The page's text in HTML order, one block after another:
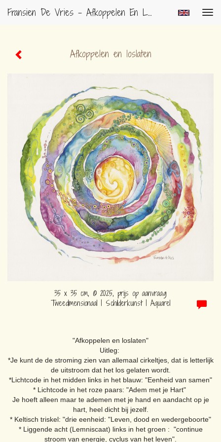
Fransien De Vries - Afkoppelen En Loslaten
Afkoppelen en loslaten
35 x 35 cm, © 2025, prijs op aanvraag
Tweedimensionaal | Schilderkunst | Aquarel
"Afkoppelen en loslaten"
Uitleg:
*Je kunt de de stroming zien van allemaal cirkeltjes, dat is letterlijk
de uitstroom dat het los gelaten wordt.
*Lichtcode in het midden links in het blauw: "Eenheid van samen"
* Lichtcode in het roze paars: "Adem met je Hart"
Je hoeft alleen maar te ademen met je hand en aandacht op je
hart, heel dicht bij jezelf.
* Keltisch triskel: "drie eenheid: "Leven, dood en wedergeboorte"
* Liggende acht (Lemniscaat) links in het groen : "continue
stroom van energie, cyclus van het leven".